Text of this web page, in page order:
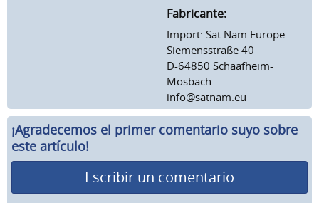
Fabricante:
Import: Sat Nam Europe
Siemensstraße 40
D-64850 Schaafheim-
Mosbach
info@satnam.eu
¡Agradecemos el primer comentario suyo sobre
este artículo!
Escribir un comentario